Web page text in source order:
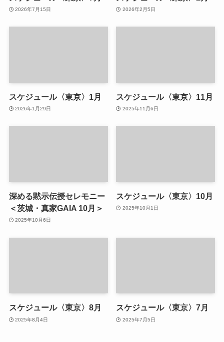
2026年7月15日 2026年2月5日
スケジュール〈東京〉1月
2026年1月29日
スケジュール〈東京〉11月
2025年11月6日
深める黙示伝授セレモニー
＜茨城・真家GAIA 10月＞
2025年10月6日
スケジュール〈東京〉10月
2025年10月1日
スケジュール〈東京〉8月
2025年8月4日
スケジュール〈東京〉7月
2025年7月5日